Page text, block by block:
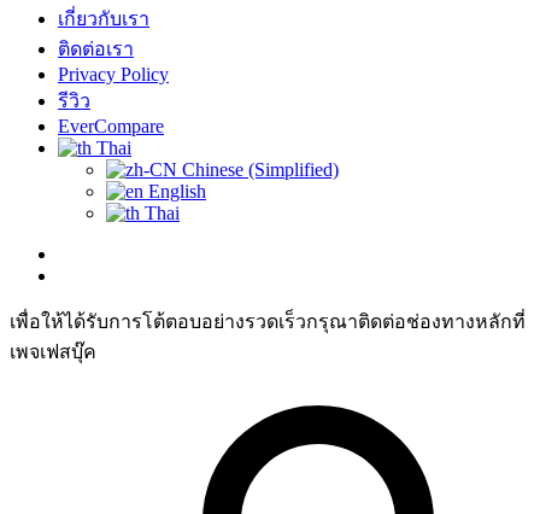
เกี่ยวกับเรา
ติดต่อเรา
Privacy Policy
รีวิว
EverCompare
Thai
Chinese (Simplified)
English
Thai
เพื่อให้ได้รับการโต้ตอบอย่างรวดเร็วกรุณาติดต่อช่องทางหลักที่
เพจเฟสบุ๊ค